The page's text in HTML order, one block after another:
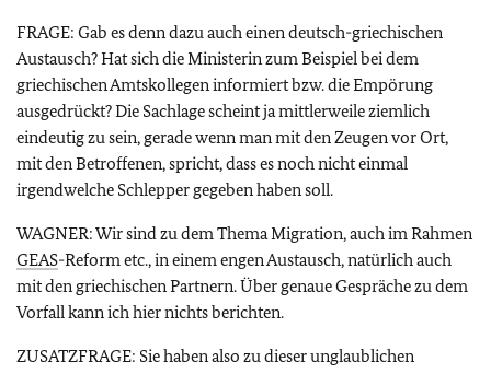
FRAGE: Gab es denn dazu auch einen deutsch-griechischen
Austausch? Hat sich die Ministerin zum Beispiel bei dem
griechischen Amtskollegen informiert bzw. die Empörung
ausgedrückt? Die Sachlage scheint ja mittlerweile ziemlich
eindeutig zu sein, gerade wenn man mit den Zeugen vor Ort,
mit den Betroffenen, spricht, dass es noch nicht einmal
irgendwelche Schlepper gegeben haben soll.
WAGNER: Wir sind zu dem Thema Migration, auch im Rahmen
GEAS-Reform etc., in einem engen Austausch, natürlich auch
mit den griechischen Partnern. Über genaue Gespräche zu dem
Vorfall kann ich hier nichts berichten.
ZUSATZFRAGE: Sie haben also zu dieser unglaublichen